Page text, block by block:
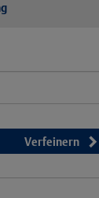
Verfeinern